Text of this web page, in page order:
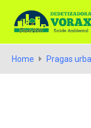
Home Pragas